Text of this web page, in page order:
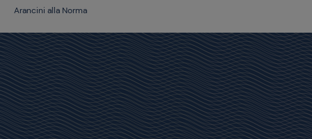
Arancini alla Norma